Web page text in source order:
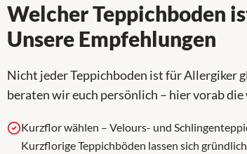
Welcher Teppichboden
Unsere Empfehlungen
Nicht jeder Teppichboden ist für Allergiker
beraten wir euch persönlich – hier vorab
Kurzflor wählen – Velours- und
Kurzflorige Teppichböden lassen sich